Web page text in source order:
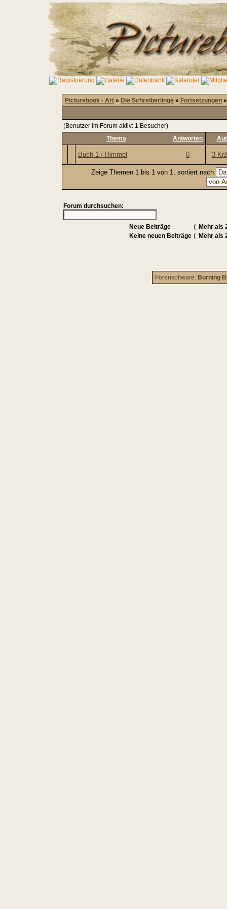
Picturebook - Art » Die Schreiberlinge » Fortsetzungen
(Benutzer im Forum aktiv: 1 Besucher)
Thema
Antworten
Buch 1 / Himmel 0 3
Zeige Themen 1 bis 1 von 1, sortiert nach
Forum durchsuchen:
Neue Beiträge ( Mehr als
Keine neuen Beiträge ( Mehr als
Forensoftware: Burning